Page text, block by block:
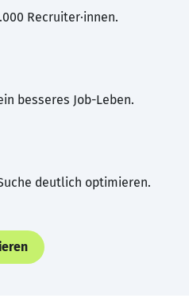
Recruiter·innen.
besseres Job-Leben.
deutlich optimieren.